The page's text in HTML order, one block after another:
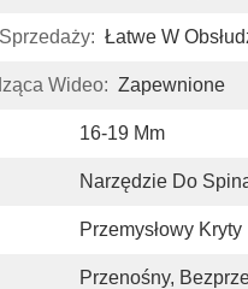
Łatwe W
Wideo: Zapewnione
16-19 Mm
Narzędzie Do
Przemysłowy Kryty
Przenośny,